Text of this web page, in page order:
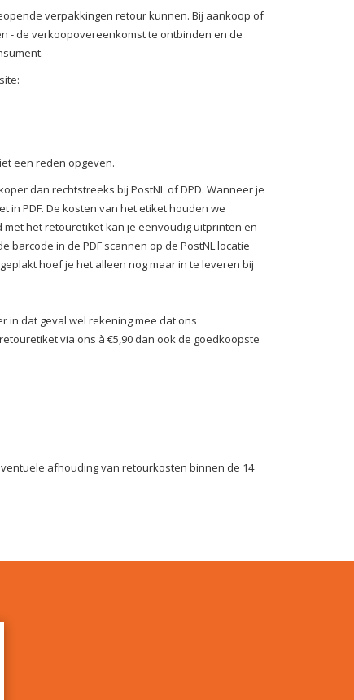
verpakkingen retour kunnen. Bij aankoop of
- de verkoopovereenkomst te ontbinden en de
een reden opgeven.
dan rechtstreeks bij PostNL of DPD. Wanneer je
in PDF. De kosten van het etiket houden we
het retouretiket kan je eenvoudig uitprinten en
in de PDF scannen op de PostNL locatie
hoef je het alleen nog maar in te leveren bij
in dat geval wel rekening mee dat ons
via ons à €5,90 dan ook de goedkoopste
afhouding van retourkosten binnen de 14